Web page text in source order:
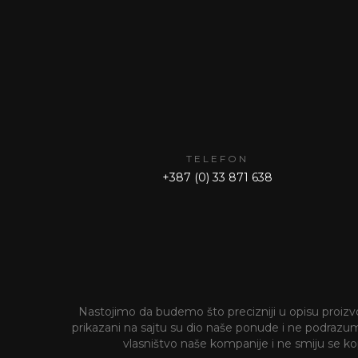
TELEFON
+387 (0) 33 871 638
Nastojimo da budemo što precizniji u opisu
prikazani na sajtu su dio naše ponude i ne
vlasništvo naše kompanije i ne smiju se